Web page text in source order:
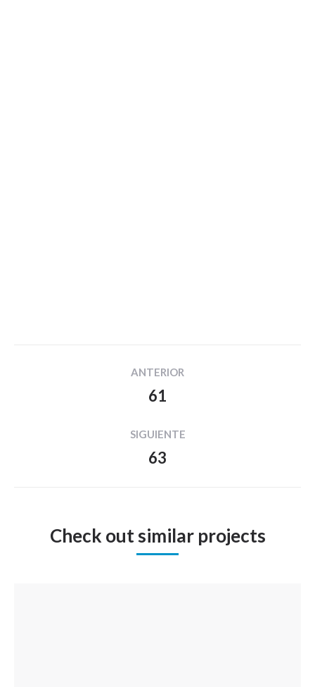
ANTERIOR
Proyecto
61
SIGUIENTE
Proyecto
63
Check out similar projects